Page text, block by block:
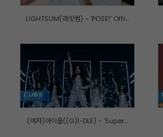
LIGHTSUM(라잇썸) - 'POSE!' Offi...
(여자)아이들((G)I-DLE) - 'Super...